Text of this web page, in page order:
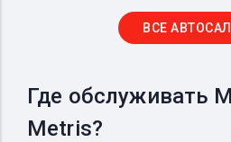
ВСЕ
Где обслуживать
Metris?